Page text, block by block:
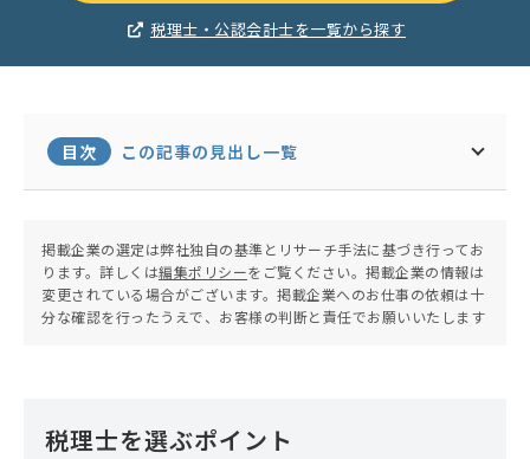
税理士・公認会計士を一覧から探す
目次 この記事の見出し一覧
掲載企業の選定は弊社独自の基準とリサーチ手法に基づき行ってお
ります。詳しくは編集ポリシーをご覧ください。掲載企業の情報は
変更されている場合がございます。掲載企業へのお仕事の依頼は十
分な確認を行ったうえで、お客様の判断と責任でお願いいたします
税理士を選ぶポイント